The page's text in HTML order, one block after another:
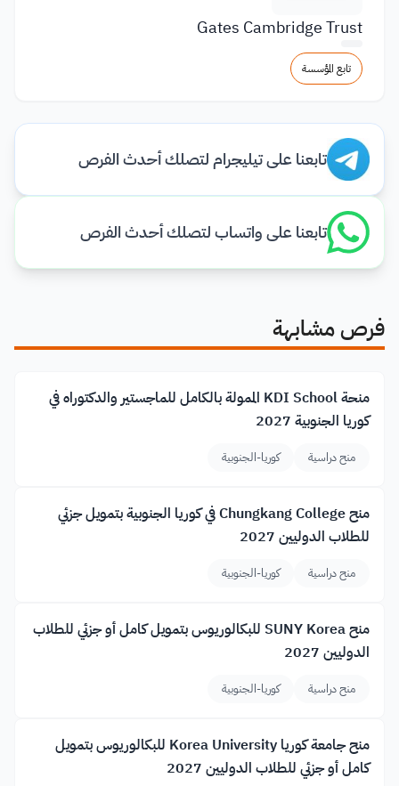
Gates Cambridge Trust
تابع المؤسسة
تابعنا على تيليجرام لتصلك أحدث الفرص
تابعنا على واتساب لتصلك أحدث الفرص
فرص مشابهة
منحة KDI School الممولة بالكامل للماجستير والدكتوراه في
كوريا الجنوبية 2027
منح دراسية كوريا-الجنوبية
منح Chungkang College في كوريا الجنوبية بتمويل جزئي
للطلاب الدوليين 2027
منح دراسية كوريا-الجنوبية
منح SUNY Korea للبكالوريوس بتمويل كامل أو جزئي للطلاب
الدوليين 2027
منح دراسية كوريا-الجنوبية
منح جامعة كوريا Korea University للبكالوريوس بتمويل
كامل أو جزئي للطلاب الدوليين 2027